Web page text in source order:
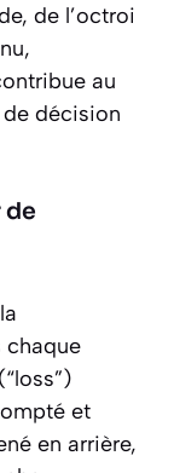
de l’octroi
au
décision
de
chaque
et
en arrière,